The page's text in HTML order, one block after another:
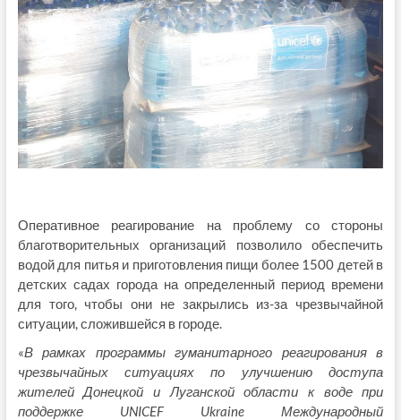
Оперативное реагирование на проблему со стороны
благотворительных организаций позволило обеспечить
водой для питья и приготовления пищи более 1500 детей в
детских садах города на определенный период времени
для того, чтобы они не закрылись из-за чрезвычайной
ситуации, сложившейся в городе.
«В рамках программы гуманитарного реагирования в
чрезвычайных ситуациях по улучшению доступа
жителей Донецкой и Луганской области к воде при
поддержке UNICEF Ukraine Международный